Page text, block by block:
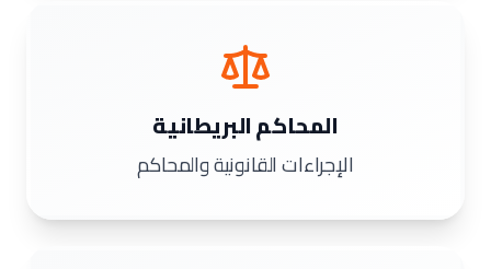
المحاكم البريطانية
الإجراءات القانونية والمحاكم